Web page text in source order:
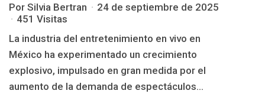
Por Silvia Bertran
24 de septiembre de 2025
451 Visitas
La industria del entretenimiento en vivo en
México ha experimentado un crecimiento
explosivo, impulsado en gran medida por el
aumento de la demanda de espectáculos...